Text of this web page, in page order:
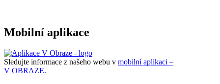
Mobilní aplikace
Sledujte informace z našeho webu v mobilní aplikaci –
V OBRAZE.